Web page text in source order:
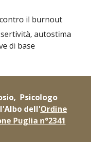
il burnout
autostima
di base
Psicologo
dell'Ordine
Puglia n°2341